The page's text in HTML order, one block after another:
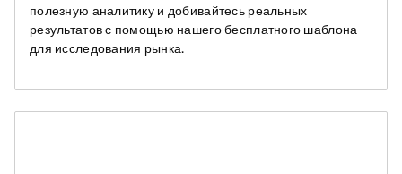
полезную аналитику и добивайтесь реальных
результатов с помощью нашего бесплатного шаблона
для исследования рынка.